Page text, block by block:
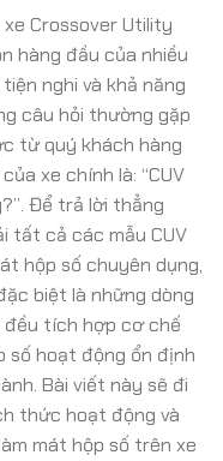
Crossover Utility
hàng đầu của nhiều
nghi và khả năng
câu hỏi thường gặp
từ quý khách hàng
xe chính là: “CUV
Để trả lời thẳng
tất cả các mẫu CUV
hộp số chuyên dụng,
biệt là những dòng
đều tích hợp cơ chế
số hoạt động ổn định
Bài viết này sẽ đi
thức hoạt động và
mát hộp số trên xe